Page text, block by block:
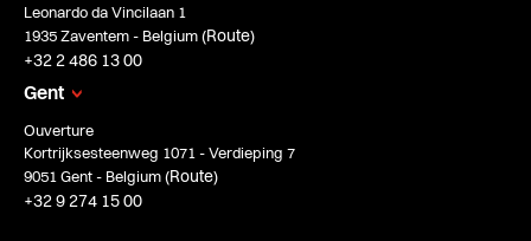
Leonardo da Vincilaan 1
1935 Zaventem - Belgium (Route)
+32 2 486 13 00
Gent
Ouverture
Kortrijksesteenweg 1071 - Verdieping 7
9051 Gent - Belgium (Route)
+32 9 274 15 00